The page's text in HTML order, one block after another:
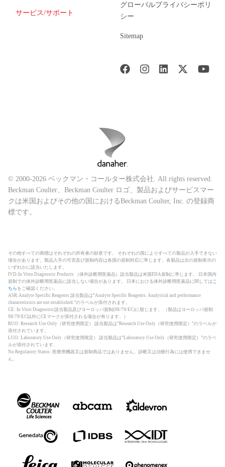
サービス/サポート
グローバルプライバシーポリ
シー
Sitemap
© 2000-2026 ベックマン・コールター株式会社. All rights reserved.
Beckman Coulter、Beckman Coulter ロゴ、製品およびサービスマー
クは米国およびその他の国におけるBeckman Coulter, Inc. の登録商
標です。
その他すべての商標はそれぞれの所有者の財産です。 それぞれの国によりすべての製品が入手できない
場合があります。製品入手の可否及び規制内容は各国の規制対応に準じます。各製品は次の規制表示の
いずれかに該当いたします。
IVD:In Vitro Diagnostic Products （体外診断用医薬品）該当製品は米国FDA規制に準じます。 日本国内
規制での体外診断用医薬品に該当しない場合があります。 日本における体外診断用医薬品に関しては こ
ちら をご確認ください。
ASR:Analyte Specific Reagents 該当製品は”Analyte Specific Reagents. Analytical and performance
characteristics are not established.”のラベルが添付されます。
CE: In Vitro Diagnostic該当製品及びヨーロッパ規制(98/79/EC)に順じます。 （製品はヨーロッパ規制
98/79/EC以外にCEマークが添付される場合が有ります。）
RUO: Research Use Only（研究使用限定） 該当製品は”Research Use Only（研究使用限定）”のラベルが
添付されています。
LUO: Laboratory Use Only（研究使用限定） 該当製品は”Laboratory Use Only（研究使用限定）”のラベ
ルが添付されています。
No Regulatory Status: 医療用機器又は規制商品ではありません。診断又は治療行為には使用できませ
ん。